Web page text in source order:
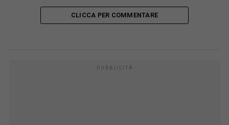
CLICCA PER COMMENTARE
PUBBLICITÀ